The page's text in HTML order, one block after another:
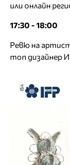
или онлайн
17:30 - 18:00
Ревю на
топ дизайнер